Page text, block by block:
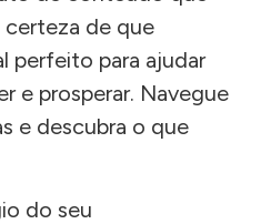
de que
perfeito para ajudar
e prosperar. Navegue
e descubra o que
do seu